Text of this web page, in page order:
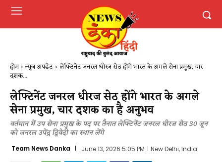
होम न्यूज़ अपडेट लेफ्टिनेंट जनरल धीरज सेठ होंगे भारत के अगले सेना प्रमुख, चार
दशक...
लेफ्टिनेंट जनरल धीरज सेठ होंगे भारत के अगले
सेना प्रमुख, चार दशक का है अनुभव
वर्तमान में उप सेना प्रमुख के पद पर तैनात लेफ्टिनेंट जनरल धीरज सेठ 30 जून
को जनरल उपेंद्र द्विवेदी का स्थान लेंगे
Team News Danka June 13, 2026 5:05 PM New Delhi, India.